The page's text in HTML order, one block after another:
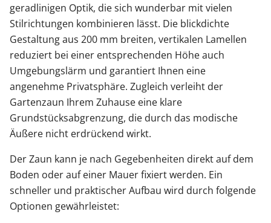
geradlinigen Optik, die sich wunderbar mit vielen
Stilrichtungen kombinieren lässt. Die blickdichte
Gestaltung aus 200 mm breiten, vertikalen Lamellen
reduziert bei einer entsprechenden Höhe auch
Umgebungslärm und garantiert Ihnen eine
angenehme Privatsphäre. Zugleich verleiht der
Gartenzaun Ihrem Zuhause eine klare
Grundstücksabgrenzung, die durch das modische
Äußere nicht erdrückend wirkt.
Der Zaun kann je nach Gegebenheiten direkt auf dem
Boden oder auf einer Mauer fixiert werden. Ein
schneller und praktischer Aufbau wird durch folgende
Optionen gewährleistet: